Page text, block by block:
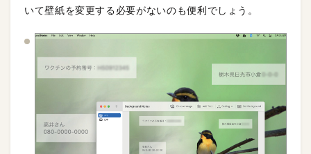
いて壁紙を変更する必要がないのも便利でしょう。